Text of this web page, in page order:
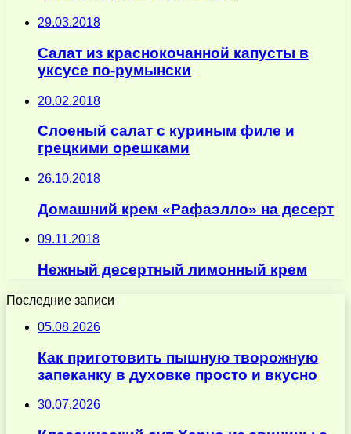
29.03.2018
Салат из краснокочанной капусты в
уксусе по-румынски
20.02.2018
Слоеный салат с куриным филе и
грецкими орешками
26.10.2018
Домашний крем «Рафаэлло» на десерт
09.11.2018
Нежный десертный лимонный крем
Последние записи
05.08.2026
Как приготовить пышную творожную
запеканку в духовке просто и вкусно
30.07.2026